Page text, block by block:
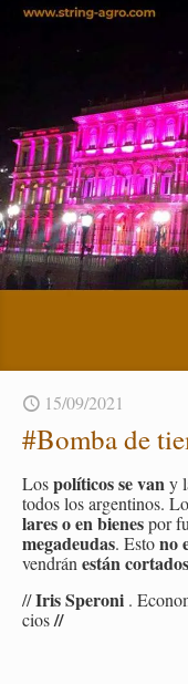
15/09/2021
#Bomba de
Lospo­lí­ti­cos se vany
todos los ar­gen­ti­nos.
la­res o en bie­nespor
me­ga­deu­das. Estono
ven­dránestán
//Iris Spe­ro­ni .
cios//